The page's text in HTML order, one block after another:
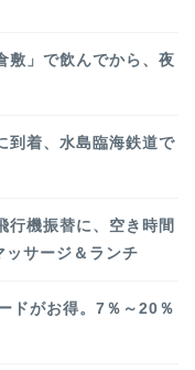
」で飲んでから、夜
到着、水島臨海鉄道で
機振替に、空き時間
ッサージ＆ランチ
ドがお得。7％～20％